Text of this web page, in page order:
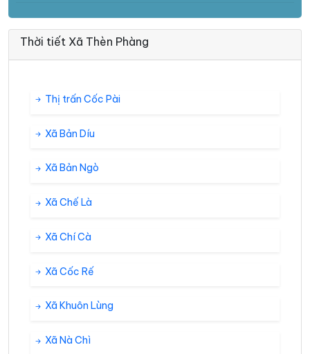
Thời tiết Xã Thèn Phàng
Thị trấn Cốc Pài
Xã Bản Díu
Xã Bản Ngò
Xã Chế Là
Xã Chí Cà
Xã Cốc Rế
Xã Khuôn Lùng
Xã Nà Chì